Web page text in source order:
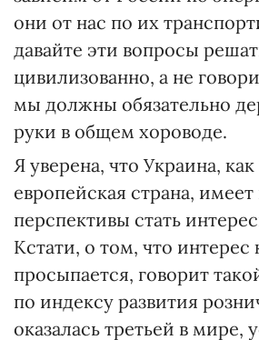
они от нас по их
давайте эти вопросы
цивилизованно, а не
мы должны обязательно
руки в общем хороводе.
Я уверена, что Украина,
европейская страна,
перспективы стать
Кстати, о том, что интерес
просыпается, говорит
по индексу развития
оказалась третьей в мире,